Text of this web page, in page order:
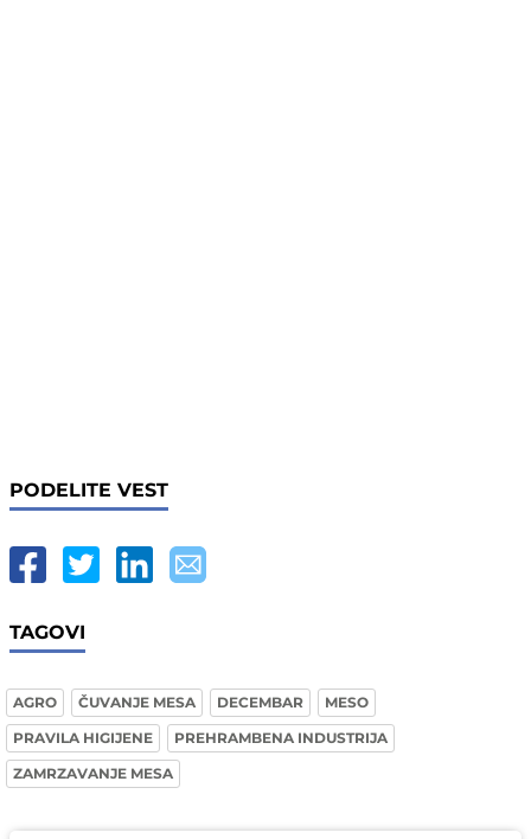
PODELITE VEST
TAGOVI
AGRO ČUVANJE MESA DECEMBAR
MESO
PRAVILA HIGIJENE
PREHRAMBENA INDUSTRIJA
ZAMRZAVANJE MESA